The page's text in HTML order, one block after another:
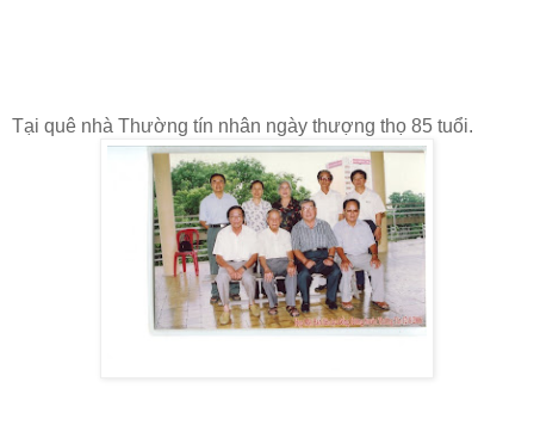
Tại quê nhà Thường tín nhân ngày thượng thọ 85 tuổi.